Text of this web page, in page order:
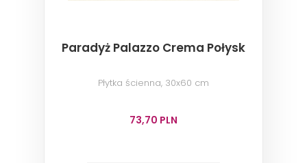
Paradyż Palazzo Crema Połysk
Płytka ścienna, 30x60 cm
73,70 PLN